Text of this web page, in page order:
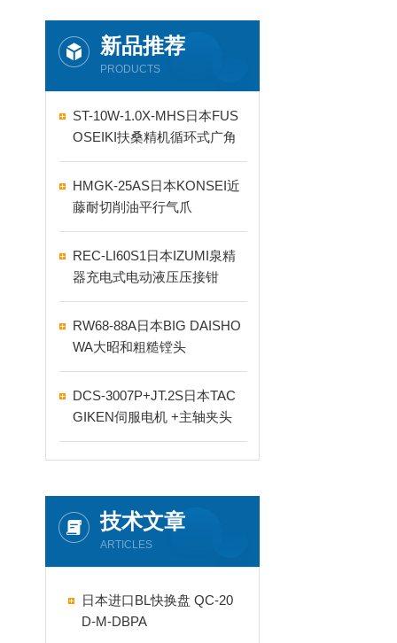
新品推荐
PRODUCTS
ST-10W-1.0X-MHS日本FUS
OSEIKI扶桑精机循环式广角
自动喷嘴
HMGK-25AS日本KONSEI近
藤耐切削油平行气爪
REC-LI60S1日本IZUMI泉精
器充电式电动液压压接钳
RW68-88A日本BIG DAISHO
WA大昭和粗糙镗头
DCS-3007P+JT.2S日本TAC
GIKEN伺服电机 +主轴夹头
技术文章
ARTICLES
日本进口BL快换盘 QC-20
D-M-DBPA